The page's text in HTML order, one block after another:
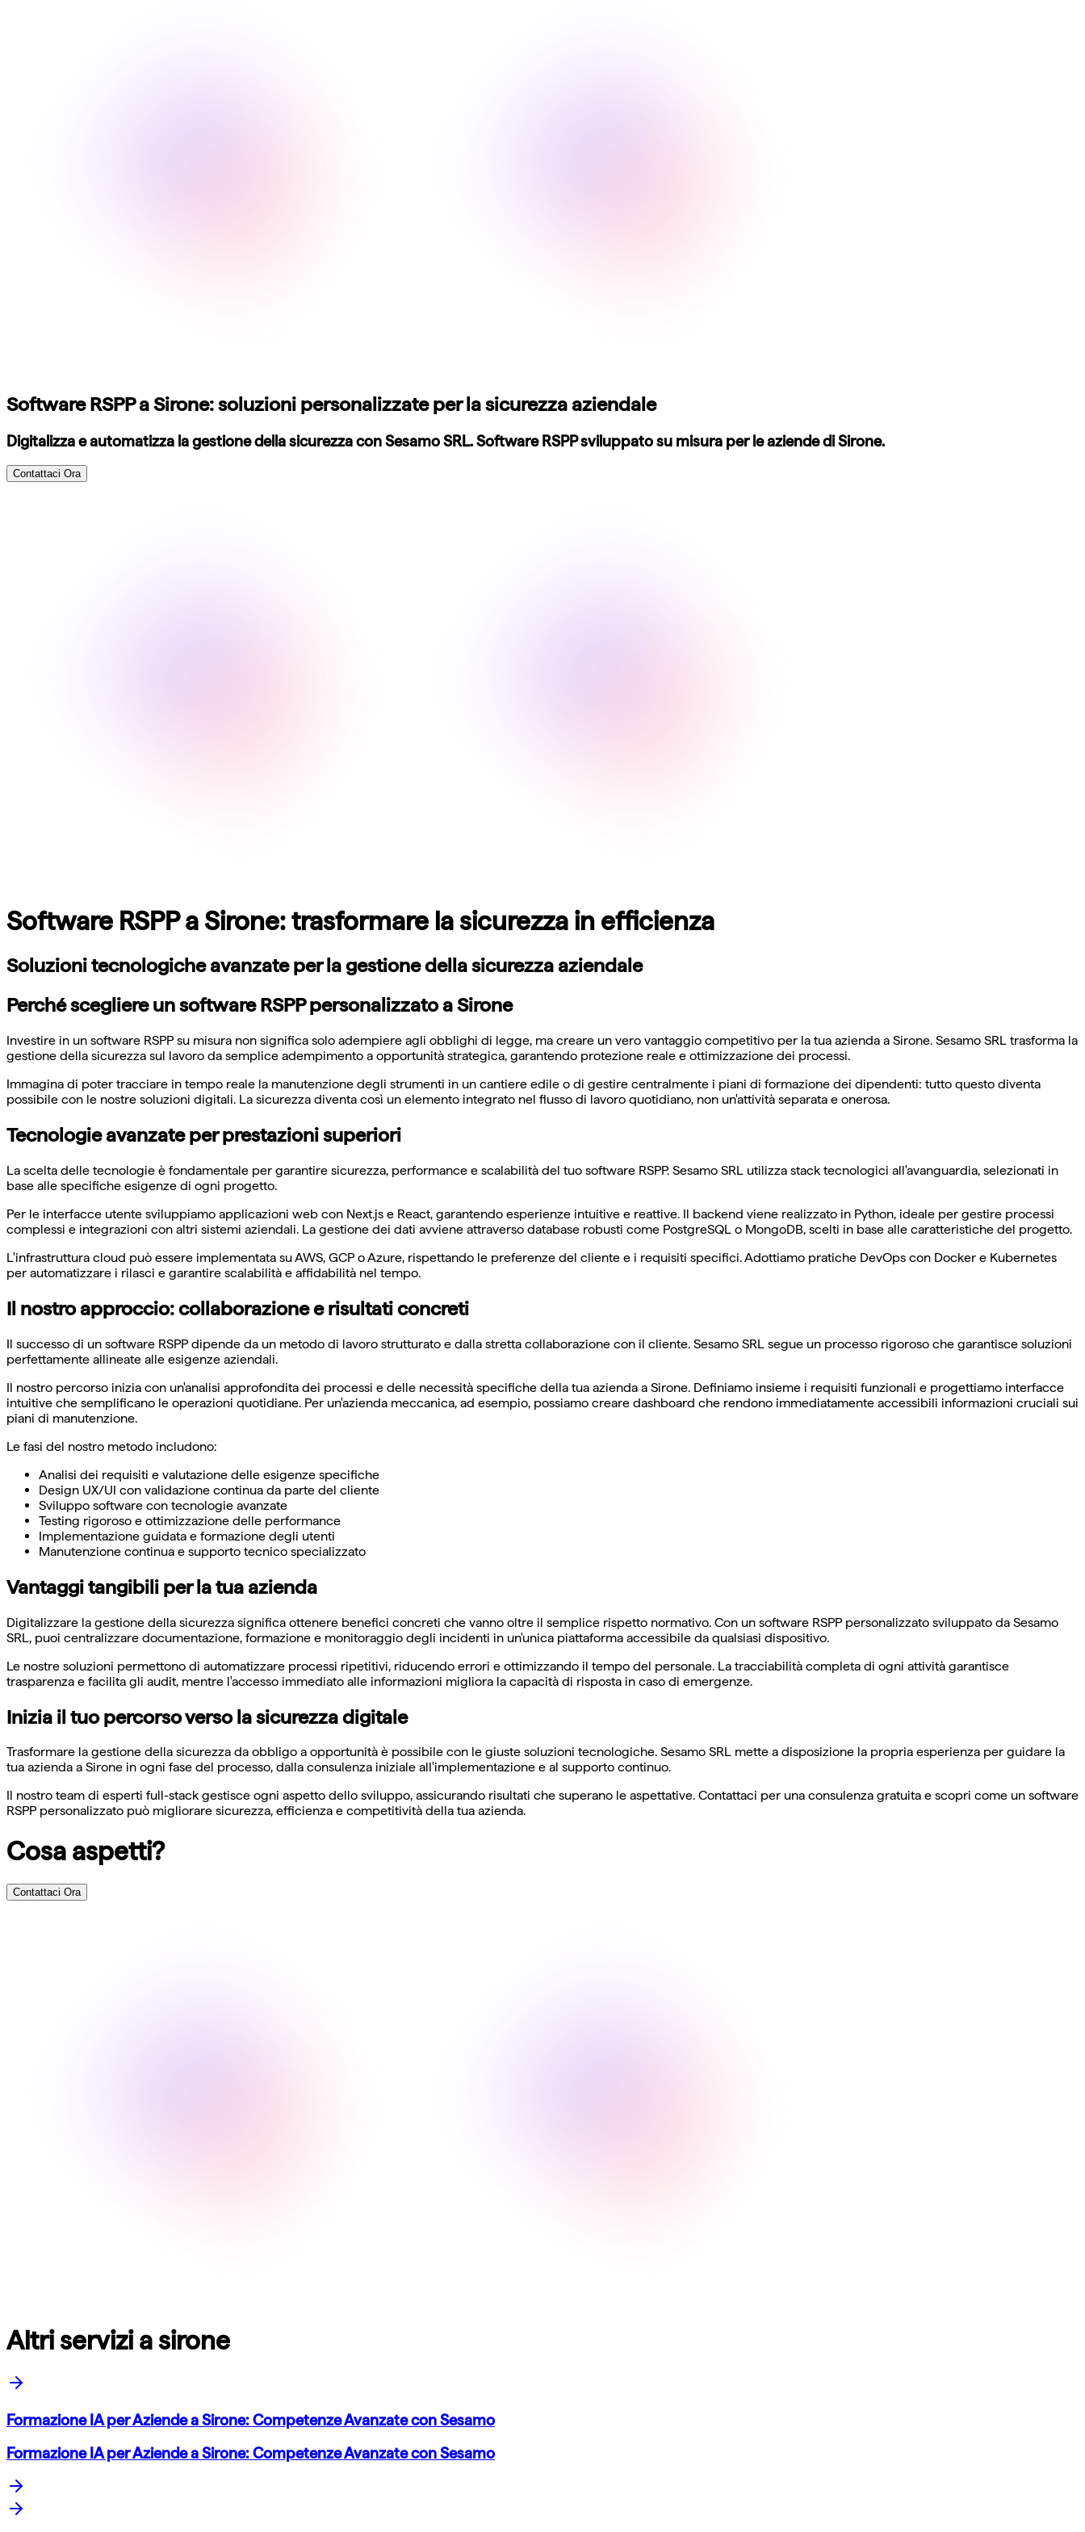
Software RSPP a Sirone: soluzioni personalizzate per la sicurezza aziendale
Digitalizza e automatizza la gestione della sicurezza con Sesamo SRL. Software RSPP sviluppato su misura per le aziende di Sirone.
Contattaci Ora
Software RSPP a Sirone: trasformare la sicurezza in efficienza
Soluzioni tecnologiche avanzate per la gestione della sicurezza aziendale
Perché scegliere un software RSPP personalizzato a Sirone
Investire in un software RSPP su misura non significa solo adempiere agli obblighi di legge, ma creare un vero vantaggio competitivo per la tua azienda a Sirone. Sesamo SRL trasforma la
gestione della sicurezza sul lavoro da semplice adempimento a opportunità strategica, garantendo protezione reale e ottimizzazione dei processi.
Immagina di poter tracciare in tempo reale la manutenzione degli strumenti in un cantiere edile o di gestire centralmente i piani di formazione dei dipendenti: tutto questo diventa
possibile con le nostre soluzioni digitali. La sicurezza diventa così un elemento integrato nel flusso di lavoro quotidiano, non un'attività separata e onerosa.
Tecnologie avanzate per prestazioni superiori
La scelta delle tecnologie è fondamentale per garantire sicurezza, performance e scalabilità del tuo software RSPP. Sesamo SRL utilizza stack tecnologici all'avanguardia, selezionati in
base alle specifiche esigenze di ogni progetto.
Per le interfacce utente sviluppiamo applicazioni web con Next.js e React, garantendo esperienze intuitive e reattive. Il backend viene realizzato in Python, ideale per gestire processi
complessi e integrazioni con altri sistemi aziendali. La gestione dei dati avviene attraverso database robusti come PostgreSQL o MongoDB, scelti in base alle caratteristiche del progetto.
L'infrastruttura cloud può essere implementata su AWS, GCP o Azure, rispettando le preferenze del cliente e i requisiti specifici. Adottiamo pratiche DevOps con Docker e Kubernetes
per automatizzare i rilasci e garantire scalabilità e affidabilità nel tempo.
Il nostro approccio: collaborazione e risultati concreti
Il successo di un software RSPP dipende da un metodo di lavoro strutturato e dalla stretta collaborazione con il cliente. Sesamo SRL segue un processo rigoroso che garantisce soluzioni
perfettamente allineate alle esigenze aziendali.
Il nostro percorso inizia con un'analisi approfondita dei processi e delle necessità specifiche della tua azienda a Sirone. Definiamo insieme i requisiti funzionali e progettiamo interfacce
intuitive che semplificano le operazioni quotidiane. Per un'azienda meccanica, ad esempio, possiamo creare dashboard che rendono immediatamente accessibili informazioni cruciali sui
piani di manutenzione.
Le fasi del nostro metodo includono:
Analisi dei requisiti e valutazione delle esigenze specifiche
Design UX/UI con validazione continua da parte del cliente
Sviluppo software con tecnologie avanzate
Testing rigoroso e ottimizzazione delle performance
Implementazione guidata e formazione degli utenti
Manutenzione continua e supporto tecnico specializzato
Vantaggi tangibili per la tua azienda
Digitalizzare la gestione della sicurezza significa ottenere benefici concreti che vanno oltre il semplice rispetto normativo. Con un software RSPP personalizzato sviluppato da Sesamo
SRL, puoi centralizzare documentazione, formazione e monitoraggio degli incidenti in un'unica piattaforma accessibile da qualsiasi dispositivo.
Le nostre soluzioni permettono di automatizzare processi ripetitivi, riducendo errori e ottimizzando il tempo del personale. La tracciabilità completa di ogni attività garantisce
trasparenza e facilita gli audit, mentre l'accesso immediato alle informazioni migliora la capacità di risposta in caso di emergenze.
Inizia il tuo percorso verso la sicurezza digitale
Trasformare la gestione della sicurezza da obbligo a opportunità è possibile con le giuste soluzioni tecnologiche. Sesamo SRL mette a disposizione la propria esperienza per guidare la
tua azienda a Sirone in ogni fase del processo, dalla consulenza iniziale all'implementazione e al supporto continuo.
Il nostro team di esperti full-stack gestisce ogni aspetto dello sviluppo, assicurando risultati che superano le aspettative. Contattaci per una consulenza gratuita e scopri come un software
RSPP personalizzato può migliorare sicurezza, efficienza e competitività della tua azienda.
Cosa aspetti?
Contattaci Ora
Altri servizi a sirone
Formazione IA per Aziende a Sirone: Competenze Avanzate con Sesamo
Formazione IA per Aziende a Sirone: Competenze Avanzate con Sesamo